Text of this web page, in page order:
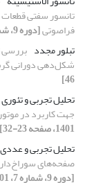
تانسور سفتی قطعات
فراصوتی[دوره 9، شماره 6، 1401، صفحه 36-48]
تبلور مجدد بررسی
شکل‌دهی دورانی
46]
تحلیل تجربی و تئوری
جهت کاربرد در
1401، صفحه 23-32]
تحلیل تجربی و عددی
صفحه‌های
[دوره 9، شماره 7، 1401، صفحه 9-21]